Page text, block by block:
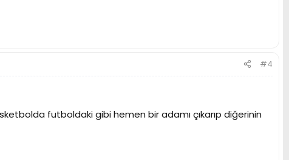
#4
futboldaki gibi hemen bir adamı çıkarıp diğerinin